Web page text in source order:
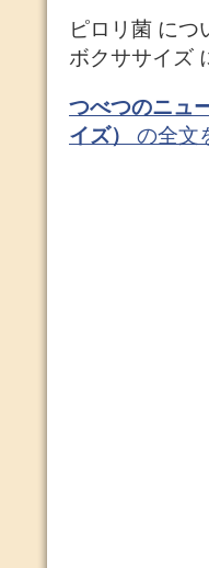
ピロリ菌 につ
ボクササイズ
つべつのニュ
イズ）
の全文